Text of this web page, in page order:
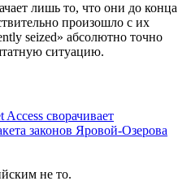
лишь то, что они до конца
произошло с их
seized» абсолютно точно
ситуацию.
сворачивает
законов Яровой-Озерова
не то.